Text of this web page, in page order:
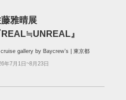
雅晴展
REAL≒UNREAL』
gallery by Baycrew’s | 東京都
年7月1日~8月23日